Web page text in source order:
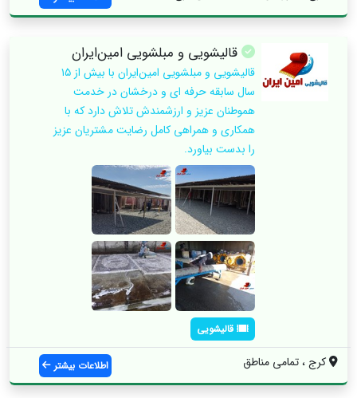
قالیشویی و مبلشویی امین‌ایران
قالیشویی و مبلشویی امین‌ایران با بیش از ۱۵
سال سابقه حرفه ای و درخشان در خدمت
هموطنان عزیز و ارزشمندش تلاش دارد که با
همکاری و همراهی کامل رضایت مشتریان عزیز
را بدست بیاورد.
قالیشویی
کرج ، تمامی مناطق اطلاعات بیشتر